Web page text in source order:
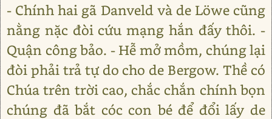
- Chính hai gã Danveld và de Lӧwe cũng
nằng nặc đòi cứu mạng hắn đấy thôi. -
Quận công bảo. - Hễ mở mồm, chúng lại
đòi phải trả tự do cho de Bergow. Thề có
Chúa trên trời cao, chắc chắn chính bọn
chúng đã bắt cóc con bé để đổi lấy de